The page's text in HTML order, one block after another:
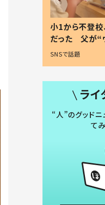
小1から不登校
だった 父が“
る理由とは #
SNSで話題
ライ
“人”のグッドニ
て